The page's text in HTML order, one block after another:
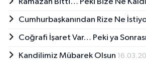
Ramazan Bitti… Peki Bize Ne
Cumhurbaşkanından Rize Ne
Coğrafi İşaret Var… Peki ya
Kandilimiz Mübarek Olsun